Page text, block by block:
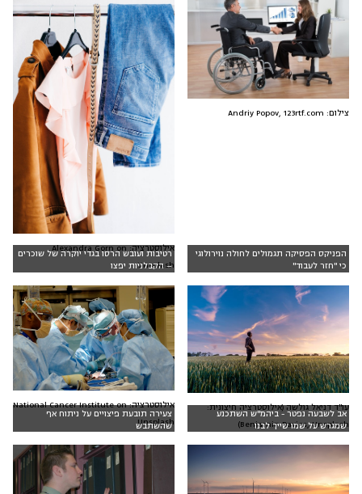
הפניקס הפסיקה תגמולים לחולה נוירולוגי
כי "חזר לעבוד"
צילום: Andriy Popov, 123rtf.com
רטיבות ועובש הרסו בגדי יוקרה של שוכרים
– הקבלניות יפצו
אילוסטרציה: Alexandra Gorn on
Unsplash
אב לשבעה נפטר - ביהמ"ש השתכנע
שמגרש על שמו שייך לבנו
עו"ד דניאל גולשה (אילוסטרציה חיצונית:
Benjamin Davies, Unsplash)
צעירה תובעת פיצויים על ניתוח אף
שהשתבש
אילוסטרציה: National Cancer Institute on
Unsplash